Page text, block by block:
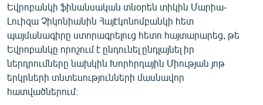
Русский
ՀԵՏԵՎԵՔ ՄԵԶ
Եվրոբանկի ֆինանսական տնօրեն տիկին Մարիա-
Լուիզա Չիկոնիանին Հայէկոնոմբանկի հետ
պայմանագիրը ստորագրելուց հետո հայտարարեց, թե
Եվրոբանկը որոշում է ընդունել ընդլայնել իր
ներդրումները նախկին Խորհրդային Միության յոթ
երկրների տնտեսությունների մասնավոր
հատվածներում։